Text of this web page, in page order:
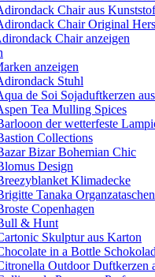
Chair aus
Chair Original
Chair anzeigen
anzeigen
Stuhl
de Soi Sojaduftkerzen
Tea Mulling Spices
der wetterfeste
Collections
Bizar Bohemian Chic
Design
Klimadecke
Tanaka Organzataschen
Copenhagen
& Hunt
Skulptur aus Karton
in a Bottle
Outdoor Duftkerzen